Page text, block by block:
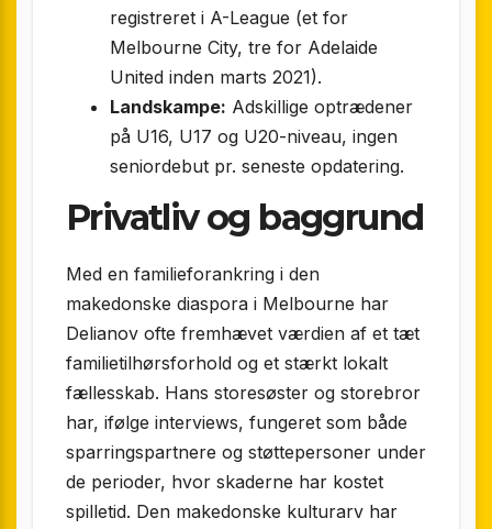
registreret i A-League (et for
Melbourne City, tre for Adelaide
United inden marts 2021).
Landskampe: Adskillige optrædener
på U16, U17 og U20-niveau, ingen
seniordebut pr. seneste opdatering.
Privatliv og baggrund
Med en familieforankring i den
makedonske diaspora i Melbourne har
Delianov ofte fremhævet værdien af et tæt
familietilhørsforhold og et stærkt lokalt
fællesskab. Hans storesøster og storebror
har, ifølge interviews, fungeret som både
sparringspartnere og støttepersoner under
de perioder, hvor skaderne har kostet
spilletid. Den makedonske kulturarv har